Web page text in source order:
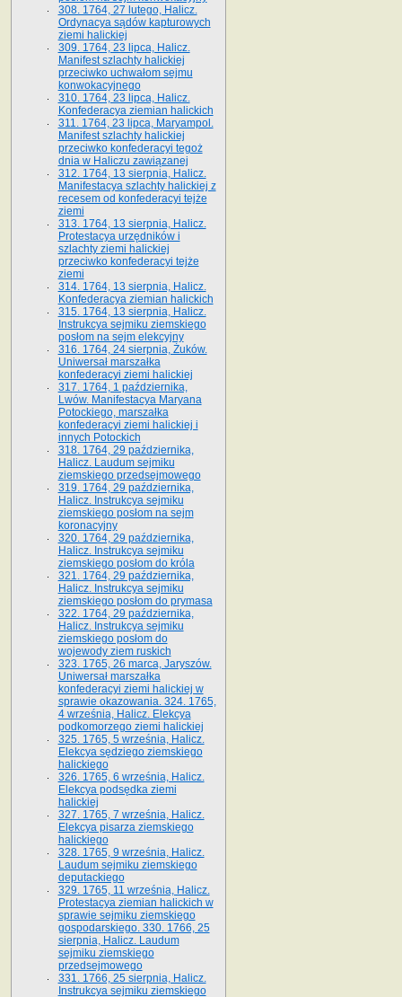
308. 1764, 27 lutego, Halicz.
Ordynacya sądów kapturowych
ziemi halickiej
309. 1764, 23 lipca, Halicz.
Manifest szlachty halickiej
przeciwko uchwałom sejmu
konwokacyjnego
310. 1764, 23 lipca, Halicz.
Konfederacya ziemian halickich
311. 1764, 23 lipca, Maryampol.
Manifest szlachty halickiej
przeciwko konfederacyi tegoż
dnia w Haliczu zawiązanej
312. 1764, 13 sierpnia, Halicz.
Manifestacya szlachty halickiej z
recesem od konfederacyi tejże
ziemi
313. 1764, 13 sierpnia, Halicz.
Protestacya urzędników i
szlachty ziemi halickiej
przeciwko konfederacyi tejże
ziemi
314. 1764, 13 sierpnia, Halicz.
Konfederacya ziemian halickich
315. 1764, 13 sierpnia, Halicz.
Instrukcya sejmiku ziemskiego
posłom na sejm elekcyjny
316. 1764, 24 sierpnia, Żuków.
Uniwersał marszałka
konfederacyi ziemi halickiej
317. 1764, 1 października,
Lwów. Manifestacya Maryana
Potockiego, marszałka
konfederacyi ziemi halickiej i
innych Potockich
318. 1764, 29 października,
Halicz. Laudum sejmiku
ziemskiego przedsejmowego
319. 1764, 29 października,
Halicz. Instrukcya sejmiku
ziemskiego posłom na sejm
koronacyjny
320. 1764, 29 października,
Halicz. Instrukcya sejmiku
ziemskiego posłom do króla
321. 1764, 29 października,
Halicz. Instrukcya sejmiku
ziemskiego posłom do prymasa
322. 1764, 29 października,
Halicz. Instrukcya sejmiku
ziemskiego posłom do
wojewody ziem ruskich
323. 1765, 26 marca, Jaryszów.
Uniwersał marszałka
konfederacyi ziemi halickiej w
sprawie okazowania. 324. 1765,
4 września, Halicz. Elekcya
podkomorzego ziemi halickiej
325. 1765, 5 września, Halicz.
Elekcya sędziego ziemskiego
halickiego
326. 1765, 6 września, Halicz.
Elekcya podsędka ziemi
halickiej
327. 1765, 7 września, Halicz.
Elekcya pisarza ziemskiego
halickiego
328. 1765, 9 września, Halicz.
Laudum sejmiku ziemskiego
deputackiego
329. 1765, 11 września, Halicz.
Protestacya ziemian halickich w
sprawie sejmiku ziemskiego
gospodarskiego. 330. 1766, 25
sierpnia, Halicz. Laudum
sejmiku ziemskiego
przedsejmowego
331. 1766, 25 sierpnia, Halicz.
Instrukcya sejmiku ziemskiego